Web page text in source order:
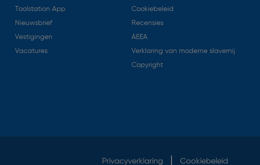
Toolstation App
Nieuwsbrief
Vestigingen
Vacatures
Cookiebeleid
Recensies
AEEA
Verklaring van moderne slavernij
Copyright
Privacyverklaring Cookiebeleid